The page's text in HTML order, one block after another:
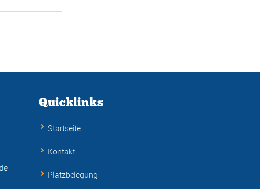
Quicklinks
Startseite
Kontakt
Platzbelegung